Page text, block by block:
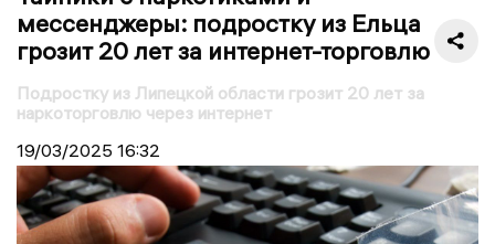
мессенджеры: подростку из Ельца
грозит 20 лет за интернет-торговлю
Подростку из Липецкой области грозит 20 лет за
наркоторговлю через интернет
19/03/2025 16:32